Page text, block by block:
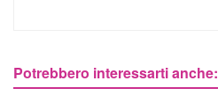
Potrebbero interessarti anche: